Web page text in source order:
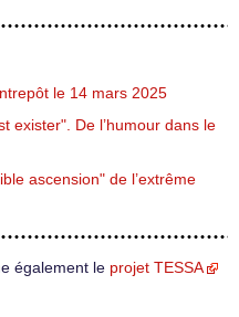
le 14 mars 2025
exister". De l’humour dans le
ascension" de l’extrême
également le projet TESSA